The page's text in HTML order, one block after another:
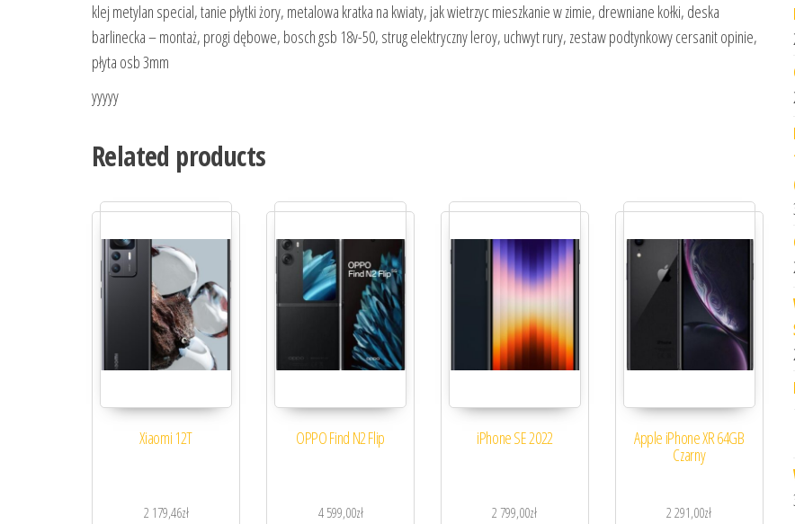
klej metylan special, tanie płytki żory, metalowa kratka na kwiaty, jak wietrzyc mieszkanie w zimie, drewniane kołki, deska
barlinecka – montaż, progi dębowe, bosch gsb 18v-50, strug elektryczny leroy, uchwyt rury, zestaw podtynkowy cersanit opinie,
płyta osb 3mm
yyyyy
Related products
Xiaomi 12T
2 179,46zł
OPPO Find N2 Flip
4 599,00zł
iPhone SE 2022
2 799,00zł
Apple iPhone XR 64GB
Czarny
2 291,00zł